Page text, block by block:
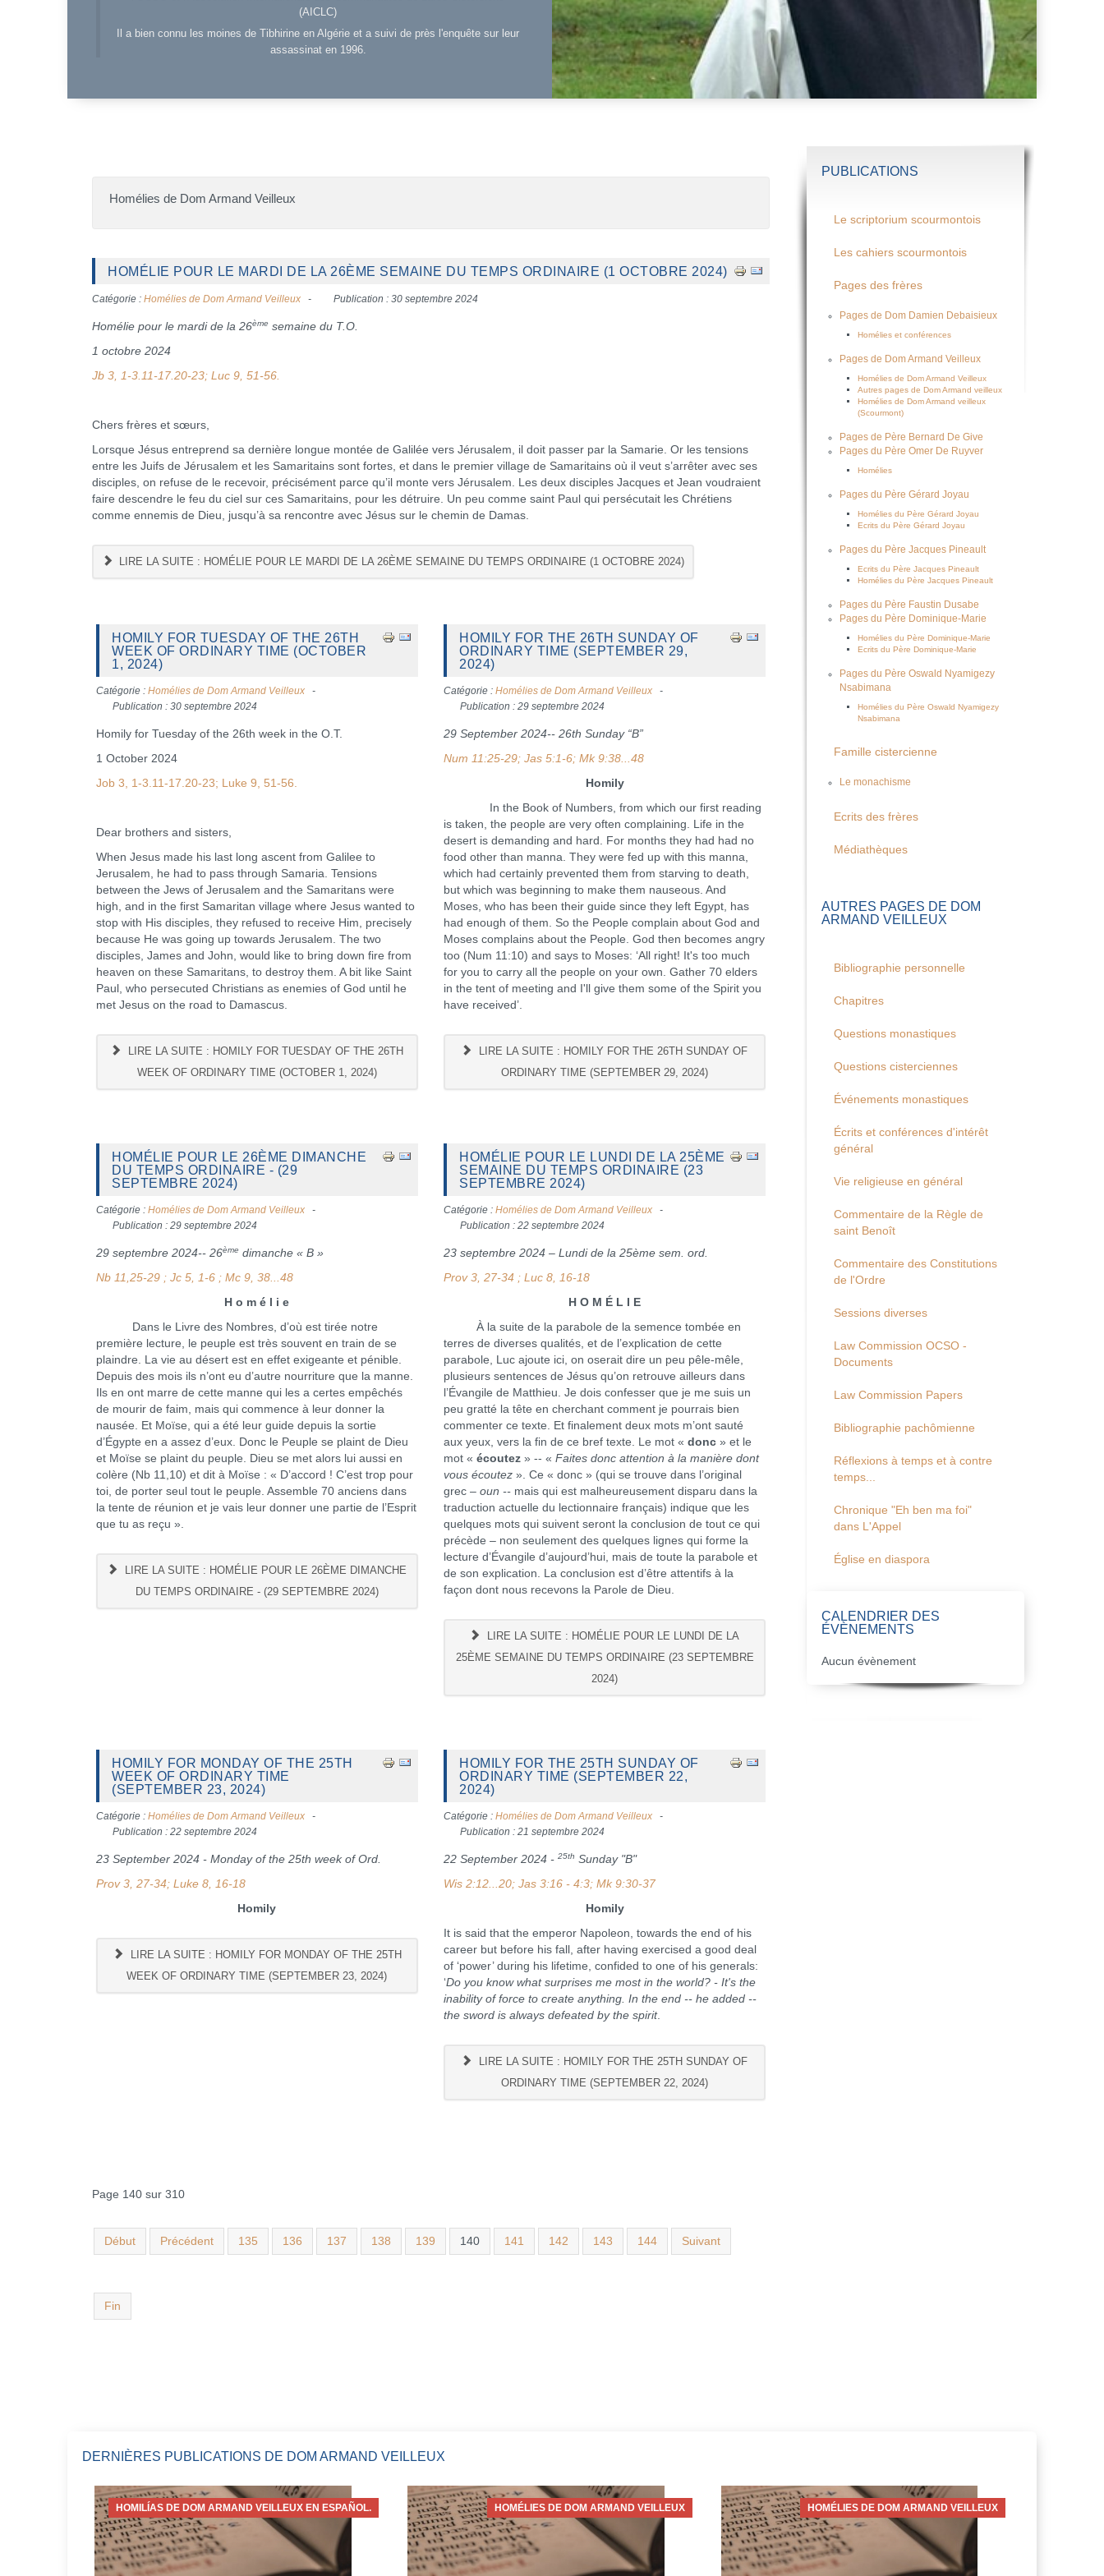
(AICLC)
Il a bien connu les moines de Tibhirine en Algérie et a suivi de près l'enquête sur leur
assassinat en 1996.
Homélies de Dom Armand Veilleux
HOMÉLIE POUR LE MARDI DE LA 26ÈME SEMAINE DU TEMPS ORDINAIRE (1 OCTOBRE 2024)
Catégorie : Homélies de Dom Armand Veilleux Publication : 30 septembre 2024
Homélie pour le mardi de la 26ème semaine du T.O.
1 octobre 2024
Jb 3, 1-3.11-17.20-23; Luc 9, 51-56.
Chers frères et sœurs,
Lorsque Jésus entreprend sa dernière longue montée de Galilée vers Jérusalem, il doit passer par la Samarie. Or les tensions
entre les Juifs de Jérusalem et les Samaritains sont fortes, et dans le premier village de Samaritains où il veut s’arrêter avec ses
disciples, on refuse de le recevoir, précisément parce qu’il monte vers Jérusalem. Les deux disciples Jacques et Jean voudraient
faire descendre le feu du ciel sur ces Samaritains, pour les détruire. Un peu comme saint Paul qui persécutait les Chrétiens
comme ennemis de Dieu, jusqu’à sa rencontre avec Jésus sur le chemin de Damas.
LIRE LA SUITE : HOMÉLIE POUR LE MARDI DE LA 26ÈME SEMAINE DU TEMPS ORDINAIRE (1 OCTOBRE 2024)
HOMILY FOR TUESDAY OF THE 26TH
WEEK OF ORDINARY TIME (OCTOBER
1, 2024)
Catégorie : Homélies de Dom Armand Veilleux
Publication : 30 septembre 2024
Homily for Tuesday of the 26th week in the O.T.
1 October 2024
Job 3, 1-3.11-17.20-23; Luke 9, 51-56.
Dear brothers and sisters,
When Jesus made his last long ascent from Galilee to
Jerusalem, he had to pass through Samaria. Tensions
between the Jews of Jerusalem and the Samaritans were
high, and in the first Samaritan village where Jesus wanted to
stop with His disciples, they refused to receive Him, precisely
because He was going up towards Jerusalem. The two
disciples, James and John, would like to bring down fire from
heaven on these Samaritans, to destroy them. A bit like Saint
Paul, who persecuted Christians as enemies of God until he
met Jesus on the road to Damascus.
LIRE LA SUITE : HOMILY FOR TUESDAY OF THE 26TH
WEEK OF ORDINARY TIME (OCTOBER 1, 2024)
HOMILY FOR THE 26TH SUNDAY OF
ORDINARY TIME (SEPTEMBER 29,
2024)
Catégorie :Homélies de Dom Armand Veilleux
Publication : 29 septembre 2024
29 September 2024-- 26th Sunday “B”
Num 11:25-29; Jas 5:1-6; Mk 9:38...48
Homily
In the Book of Numbers, from which our first reading
is taken, the people are very often complaining. Life in the
desert is demanding and hard. For months they had had no
food other than manna. They were fed up with this manna,
which had certainly prevented them from starving to death,
but which was beginning to make them nauseous. And
Moses, who has been their guide since they left Egypt, has
had enough of them. So the People complain about God and
Moses complains about the People. God then becomes angry
too (Num 11:10) and says to Moses: ‘All right! It's too much
for you to carry all the people on your own. Gather 70 elders
in the tent of meeting and I'll give them some of the Spirit you
have received’.
LIRE LA SUITE : HOMILY FOR THE 26TH SUNDAY OF
ORDINARY TIME (SEPTEMBER 29, 2024)
HOMÉLIE POUR LE 26ÈME DIMANCHE
DU TEMPS ORDINAIRE - (29
SEPTEMBRE 2024)
Catégorie : Homélies de Dom Armand Veilleux
Publication : 29 septembre 2024
29 septembre 2024-- 26ème dimanche « B »
Nb 11,25-29 ; Jc 5, 1-6 ; Mc 9, 38...48
H o m é l i e
Dans le Livre des Nombres, d’où est tirée notre
première lecture, le peuple est très souvent en train de se
plaindre. La vie au désert est en effet exigeante et pénible.
Depuis des mois ils n’ont eu d’autre nourriture que la manne.
Ils en ont marre de cette manne qui les a certes empêchés
de mourir de faim, mais qui commence à leur donner la
nausée. Et Moïse, qui a été leur guide depuis la sortie
d’Égypte en a assez d’eux. Donc le Peuple se plaint de Dieu
et Moïse se plaint du peuple. Dieu se met alors lui aussi en
colère (Nb 11,10) et dit à Moïse : « D’accord ! C’est trop pour
toi, de porter seul tout le peuple. Assemble 70 anciens dans
la tente de réunion et je vais leur donner une partie de l’Esprit
que tu as reçu ».
LIRE LA SUITE : HOMÉLIE POUR LE 26ÈME DIMANCHE
DU TEMPS ORDINAIRE - (29 SEPTEMBRE 2024)
HOMÉLIE POUR LE LUNDI DE LA 25ÈME
SEMAINE DU TEMPS ORDINAIRE (23
SEPTEMBRE 2024)
Catégorie :Homélies de Dom Armand Veilleux
Publication : 22 septembre 2024
23 septembre 2024 – Lundi de la 25ème sem. ord.
Prov 3, 27-34 ; Luc 8, 16-18
H O M É L I E
À la suite de la parabole de la semence tombée en
terres de diverses qualités, et de l’explication de cette
parabole, Luc ajoute ici, on oserait dire un peu pêle-mêle,
plusieurs sentences de Jésus qu’on retrouve ailleurs dans
l’Évangile de Matthieu. Je dois confesser que je me suis un
peu gratté la tête en cherchant comment je pourrais bien
commenter ce texte. Et finalement deux mots m’ont sauté
aux yeux, vers la fin de ce bref texte. Le mot «donc » et le
mot «écoutez » -- «Faites donc attention à la manière dont
vous écoutez ». Ce « donc » (qui se trouve dans l’original
grec –oun -- mais qui est malheureusement disparu dans la
traduction actuelle du lectionnaire français) indique que les
quelques mots qui suivent seront la conclusion de tout ce qui
précède – non seulement des quelques lignes qui forme la
lecture d’Évangile d’aujourd’hui, mais de toute la parabole et
de son explication. La conclusion est d’être attentifs à la
façon dont nous recevons la Parole de Dieu.
LIRE LA SUITE : HOMÉLIE POUR LE LUNDI DE LA
25ÈME SEMAINE DU TEMPS ORDINAIRE (23 SEPTEMBRE
2024)
HOMILY FOR MONDAY OF THE 25TH
WEEK OF ORDINARY TIME
(SEPTEMBER 23, 2024)
Catégorie : Homélies de Dom Armand Veilleux
Publication : 22 septembre 2024
23 September 2024 - Monday of the 25th week of Ord.
Prov 3, 27-34; Luke 8, 16-18
Homily
LIRE LA SUITE : HOMILY FOR MONDAY OF THE 25TH
WEEK OF ORDINARY TIME (SEPTEMBER 23, 2024)
HOMILY FOR THE 25TH SUNDAY OF
ORDINARY TIME (SEPTEMBER 22,
2024)
Catégorie :Homélies de Dom Armand Veilleux
Publication : 21 septembre 2024
22 September 2024 -25th Sunday "B"
Wis 2:12...20; Jas 3:16 - 4:3; Mk 9:30-37
Homily
It is said that the emperor Napoleon, towards the end of his
career but before his fall, after having exercised a good deal
of ‘power’ during his lifetime, confided to one of his generals:
‘Do you know what surprises me most in the world? - It's the
inability of force to create anything. In the end -- he added --
the sword is always defeated by the spirit.
LIRE LA SUITE : HOMILY FOR THE 25TH SUNDAY OF
ORDINARY TIME (SEPTEMBER 22, 2024)
Page 140 sur 310
Début Précédent 135 136 137 138 139 140 141 142 143 144 Suivant
Fin
PUBLICATIONS
Le scriptorium scourmontois
Les cahiers scourmontois
Pages des frères
Pages de Dom Damien Debaisieux
Homélies et conférences
Pages de Dom Armand Veilleux
Homélies de Dom Armand Veilleux
Autres pages de Dom Armand veilleux
Homélies de Dom Armand veilleux
(Scourmont)
Pages de Père Bernard De Give
Pages du Père Omer De Ruyver
Homélies
Pages du Père Gérard Joyau
Homélies du Père Gérard Joyau
Ecrits du Père Gérard Joyau
Pages du Père Jacques Pineault
Ecrits du Père Jacques Pineault
Homélies du Père Jacques Pineault
Pages du Père Faustin Dusabe
Pages du Père Dominique-Marie
Homélies du Père Dominique-Marie
Ecrits du Père Dominique-Marie
Pages du Père Oswald Nyamigezy
Nsabimana
Homélies du Père Oswald Nyamigezy
Nsabimana
Famille cistercienne
Le monachisme
Ecrits des frères
Médiathèques
AUTRES PAGES DE DOM
ARMAND VEILLEUX
Bibliographie personnelle
Chapitres
Questions monastiques
Questions cisterciennes
Événements monastiques
Écrits et conférences d'intérêt
général
Vie religieuse en général
Commentaire de la Règle de
saint Benoît
Commentaire des Constitutions
de l'Ordre
Sessions diverses
Law Commission OCSO -
Documents
Law Commission Papers
Bibliographie pachômienne
Réflexions à temps et à contre
temps...
Chronique "Eh ben ma foi"
dans L'Appel
Église en diaspora
CALENDRIER DES
ÉVÈNEMENTS
Aucun évènement
DERNIÈRES PUBLICATIONS DE DOM ARMAND VEILLEUX
HOMILÍAS DE DOM ARMAND VEILLEUX EN ESPAÑOL. HOMÉLIES DE DOM ARMAND VEILLEUX HOMÉLIES DE DOM ARMAND VEILLEUX